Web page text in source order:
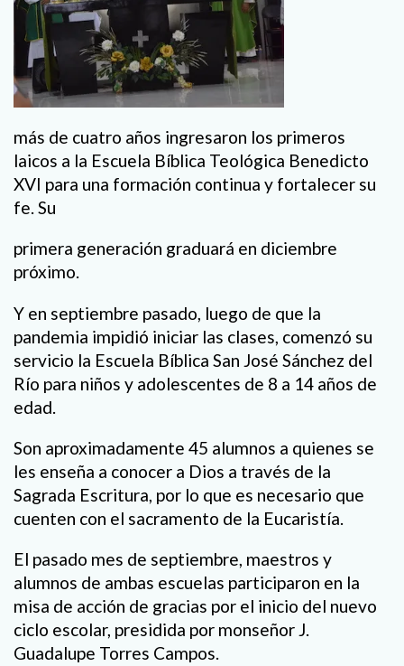
más de cuatro años ingresaron los primeros
laicos a la Escuela Bíblica Teológica Benedicto
XVI para una formación continua y fortalecer su
fe. Su
primera generación graduará en diciembre
próximo.
Y en septiembre pasado, luego de que la
pandemia impidió iniciar las clases, comenzó su
servicio la Escuela Bíblica San José Sánchez del
Río para niños y adolescentes de 8 a 14 años de
edad.
Son aproximadamente 45 alumnos a quienes se
les enseña a conocer a Dios a través de la
Sagrada Escritura, por lo que es necesario que
cuenten con el sacramento de la Eucaristía.
El pasado mes de septiembre, maestros y
alumnos de ambas escuelas participaron en la
misa de acción de gracias por el inicio del nuevo
ciclo escolar, presidida por monseñor J.
Guadalupe Torres Campos.